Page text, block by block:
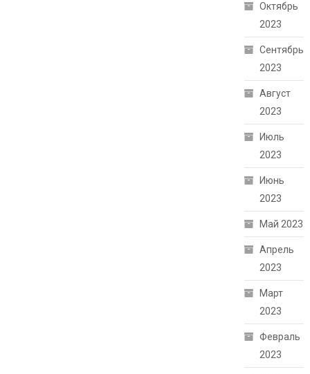
Октябрь
2023
Сентябрь
2023
Август
2023
Июль
2023
Июнь
2023
Май 2023
Апрель
2023
Март
2023
Февраль
2023